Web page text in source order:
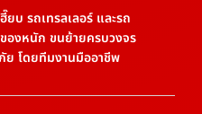
ยบ รถเทรลเลอร์ และรถ
องหนัก ขนย้ายครบวงจร
ย โดยทีมงานมืออาชีพ